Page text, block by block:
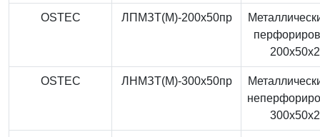
OSTEC ЛПМЗТ(М)-200x50пр
OSTEC ЛНМЗТ(М)-300x50пр